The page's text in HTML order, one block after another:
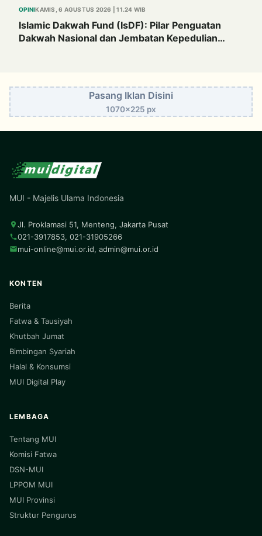
OPINIKAMIS, 6 AGUSTUS 2026 | 11.24 WIB
Islamic Dakwah Fund (IsDF): Pilar Penguatan
Dakwah Nasional dan Jembatan Kepedulian
Pasang Iklan Disini
1070x225 px
MUI - Majelis Ulama Indonesia
Jl. Proklamasi 51, Menteng, Jakarta Pusat
021-3917853, 021-31905266
mui-online@mui.or.id, admin@mui.or.id
KONTEN
Berita
Fatwa & Tausiyah
Khutbah Jumat
Bimbingan Syariah
Halal & Konsumsi
MUI Digital Play
LEMBAGA
Tentang MUI
Komisi Fatwa
DSN-MUI
LPPOM MUI
MUI Provinsi
Struktur Pengurus